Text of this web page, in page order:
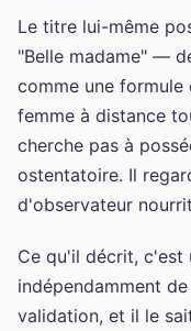
Le titre lui-même
"Belle madame" —
comme une
femme à distance
cherche pas à
ostentatoire. Il
d'observateur
Ce qu'il décrit, c'est
indépendamment
validation, et il le